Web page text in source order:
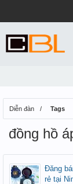
Diễn đàn Tags
đồng hồ
Đăng
rẻ tại